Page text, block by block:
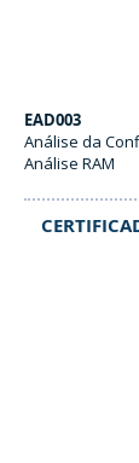
EAD003
Análise da
Análise RAM